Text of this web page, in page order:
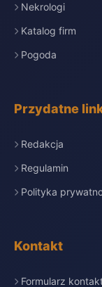
Nekrologi
Katalog firm
Pogoda
Przydatne
Redakcja
Regulamin
Polityka
Kontakt
Formularz